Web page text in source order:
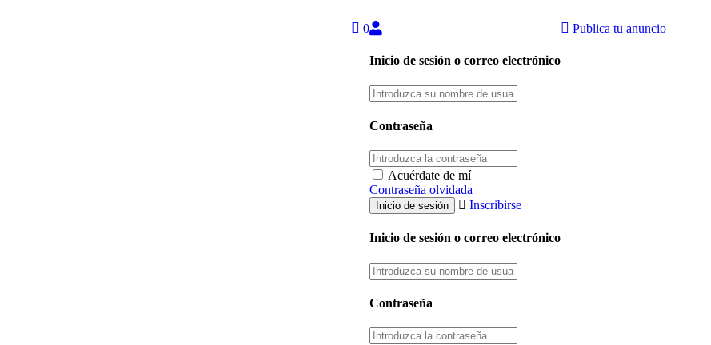
Publica tu anuncio
Inicio de sesión o correo electrónico
Contraseña
Acuérdate de mí
Contraseña olvidada
Inscribirse
Inicio de sesión o correo electrónico
Contraseña
0